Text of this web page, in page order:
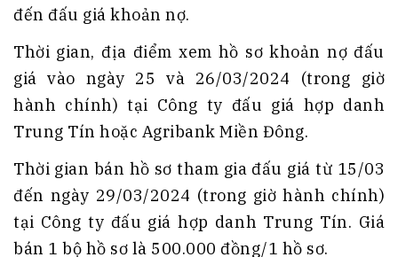
đến đấu giá khoản nợ.
Thời gian, địa điểm xem hồ sơ khoản nợ đấu
giá vào ngày 25 và 26/03/2024 (trong giờ
hành chính) tại Công ty đấu giá hợp danh
Trung Tín hoặc Agribank Miền Đông.
Thời gian bán hồ sơ tham gia đấu giá từ 15/03
đến ngày 29/03/2024 (trong giờ hành chính)
tại Công ty đấu giá hợp danh Trung Tín. Giá
bán 1 bộ hồ sơ là 500.000 đồng/1 hồ sơ.